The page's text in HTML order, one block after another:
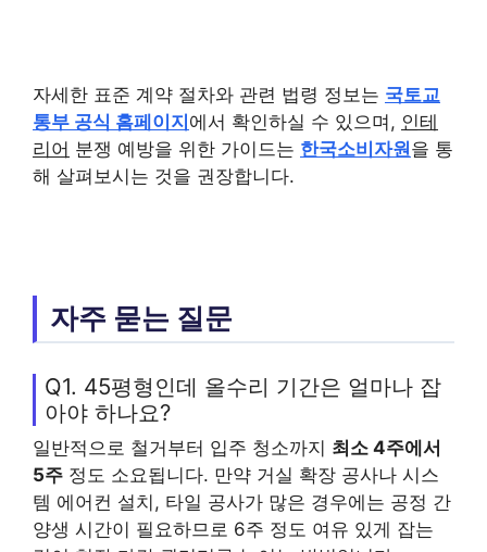
자세한 표준 계약 절차와 관련 법령 정보는 국토교
통부 공식 홈페이지 에서 확인하실 수 있으며, 인테
리어 분쟁 예방을 위한 가이드는 한국소비자원을 통
해 살펴보시는 것을 권장합니다.
자주 묻는 질문
Q1. 45평형인데 올수리 기간은 얼마나 잡
아야 하나요?
일반적으로 철거부터 입주 청소까지 최소 4주에서
5주 정도 소요됩니다. 만약 거실 확장 공사나 시스
템 에어컨 설치, 타일 공사가 많은 경우에는 공정 간
양생 시간이 필요하므로 6주 정도 여유 있게 잡는